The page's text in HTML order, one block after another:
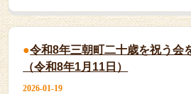
令和8年三朝町二十歳を祝う会
（令和8年1月11日）
2026-01-19